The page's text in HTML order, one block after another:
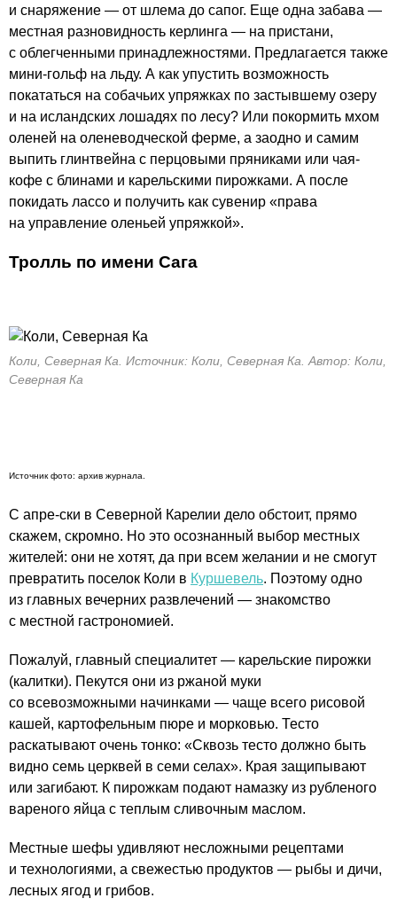
и снаряжение — от шлема до сапог. Еще одна забава —
местная разновидность керлинга — на пристани,
с облегченными принадлежностями. Предлагается также
мини-гольф на льду. А как упустить возможность
покататься на собачьих упряжках по застывшему озеру
и на исландских лошадях по лесу? Или покормить мхом
оленей на оленеводческой ферме, а заодно и самим
выпить глинтвейна с перцовыми пряниками или чая-
кофе с блинами и карельскими пирожками. А после
покидать лассо и получить как сувенир «права
на управление оленьей упряжкой».
Тролль по имени Сага
Коли, Северная Ка. Источник: Коли, Северная Ка. Автор: Коли,
Северная Ка
Источник фото: архив журнала.
С апре-ски в Северной Карелии дело обстоит, прямо
скажем, скромно. Но это осознанный выбор местных
жителей: они не хотят, да при всем желании и не смогут
превратить поселок Коли в Куршевель. Поэтому одно
из главных вечерних развлечений — знакомство
с местной гастрономией.
Пожалуй, главный специалитет — карельские пирожки
(калитки). Пекутся они из ржаной муки
со всевозможными начинками — чаще всего рисовой
кашей, картофельным пюре и морковью. Тесто
раскатывают очень тонко: «Сквозь тесто должно быть
видно семь церквей в семи селах». Края защипывают
или загибают. К пирожкам подают намазку из рубленого
вареного яйца с теплым сливочным маслом.
Местные шефы удивляют несложными рецептами
и технологиями, а свежестью продуктов — рыбы и дичи,
лесных ягод и грибов.